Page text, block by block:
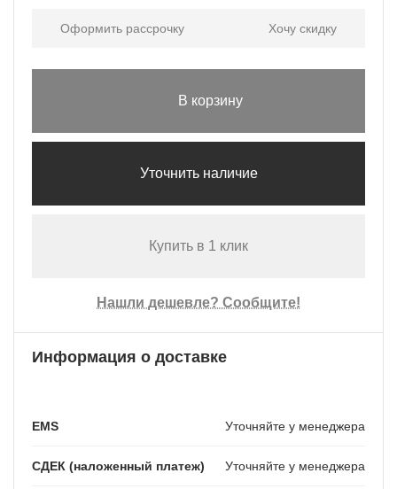
Оформить рассрочку Хочу скидку
В корзину
Уточнить наличие
Купить в 1 клик
Нашли дешевле? Сообщите!
Информация о доставке
EMS Уточняйте у менеджера
СДЕК (наложенный платеж) Уточняйте у менеджера